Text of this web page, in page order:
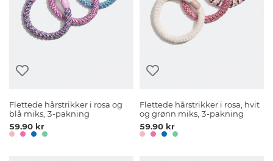
Flettede hårstrikker i rosa og
blå miks, 3-pakning
59.90 kr
Flettede hårstrikker i rosa, hvit
og grønn miks, 3-pakning
59.90 kr